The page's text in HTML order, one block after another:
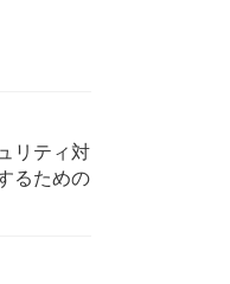
リティ対
るための